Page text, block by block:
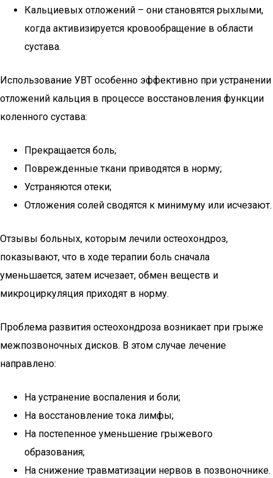
Кальциевых отложений – они становятся рыхлыми,
когда активизируется кровообращение в области
сустава.
Использование УВТ особенно эффективно при устранении
отложений кальция в процессе восстановления функции
коленного сустава:
Прекращается боль;
Поврежденные ткани приводятся в норму;
Устраняются отеки;
Отложения солей сводятся к минимуму или исчезают.
Отзывы больных, которым лечили остеохондроз,
показывают, что в ходе терапии боль сначала
уменьшается, затем исчезает, обмен веществ и
микроциркуляция приходят в норму.
Проблема развития остеохондроза возникает при грыже
межпозвоночных дисков. В этом случае лечение
направлено:
На устранение воспаления и боли;
На восстановление тока лимфы;
На постепенное уменьшение грыжевого
образования;
На снижение травматизации нервов в позвоночнике.